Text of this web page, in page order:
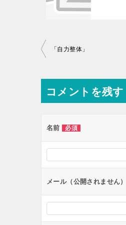
投
ナ
ビ
ー
ョ
ン
「自力整体」
コメントを残す
名前 必須
メール（公開されません）